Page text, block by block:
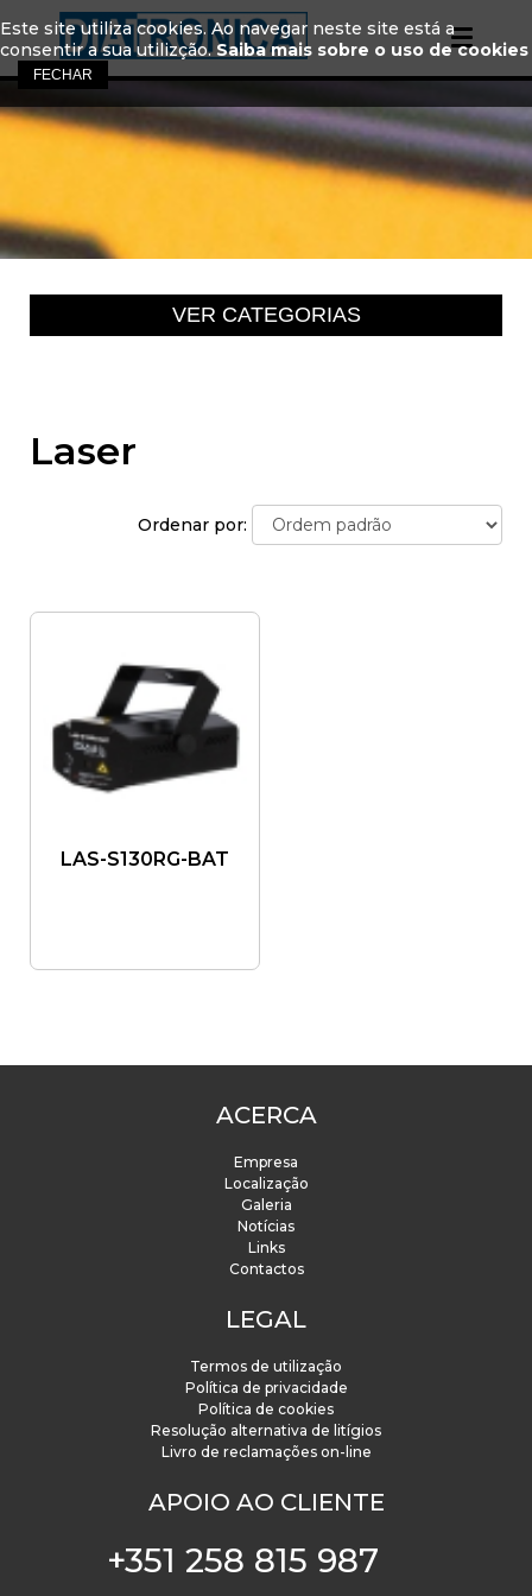
Laser
Ordenar por:
LAS-S130RG-BAT
ACERCA
Empresa
Localização
Galeria
Notícias
Links
Contactos
LEGAL
Termos de utilização
Política de privacidade
Política de cookies
Resolução alternativa de litígios
Livro de reclamações on-line
APOIO AO CLIENTE
+351 258 815 987
Este site utiliza cookies. Ao navegar neste site está a
consentir a sua utilizção. Saiba mais sobre o uso de cookies